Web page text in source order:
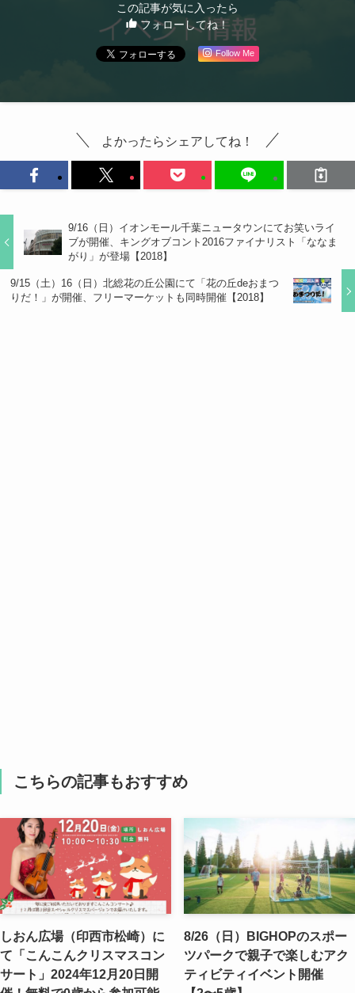
この記事が気に入ったら
フォローしてね！
Follow Me
よかったらシェアしてね！
9/16（日）イオンモール千葉ニュータウンにてお笑いライ
ブが開催、キングオブコント2016ファイナリスト「ななま
がり」が登場【2018】
9/15（土）16（日）北総花の丘公園にて「花の丘deおまつ
りだ！」が開催、フリーマーケットも同時開催【2018】
こちらの記事もおすすめ
しおん広場（印西市松崎）に
て「こんこんクリスマスコン
サート」2024年12月20日開
8/26（日）BIGHOPのスポー
ツパークで親子で楽しむアク
ティビティイベント開催